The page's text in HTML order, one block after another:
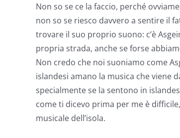
Non so se ce la faccio, perché
non so se riesco davvero a sentire il
trovare il suo proprio suono: c’è
propria strada, anche se forse
Non credo che noi suoniamo come
islandesi amano la musica che viene
specialmente se la sentono in
come ti dicevo prima per me è
musicale dell’isola.